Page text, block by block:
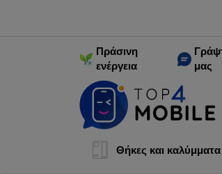
Πράσινη
ενέργεια
μας
Θήκες και καλύμματα